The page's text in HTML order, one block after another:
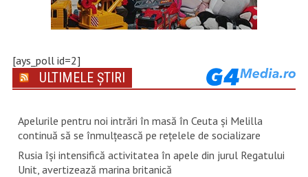
[ays_poll id=2]
ULTIMELE ȘTIRI
Apelurile pentru noi intrări în masă în Ceuta şi Melilla
continuă să se înmulţească pe reţelele de socializare
Rusia își intensifică activitatea în apele din jurul Regatului
Unit, avertizează marina britanică